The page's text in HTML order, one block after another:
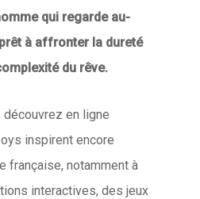
qui regarde au-
à affronter la dureté
du rêve.
en ligne
inspirent encore
française, notamment à
interactives, des jeux